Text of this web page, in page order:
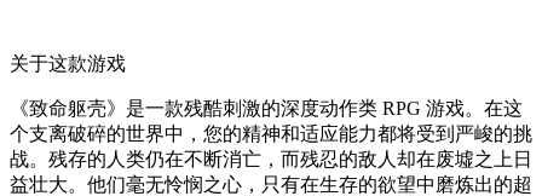
关于这款游戏
《致命躯壳》是一款残酷刺激的深度动作类 RPG 游戏。在这
个支离破碎的世界中，您的精神和适应能力都将受到严峻的挑
战。残存的人类仍在不断消亡，而残忍的敌人却在废墟之上日
益壮大。他们毫无怜悯之心，只有在生存的欲望中磨炼出的超